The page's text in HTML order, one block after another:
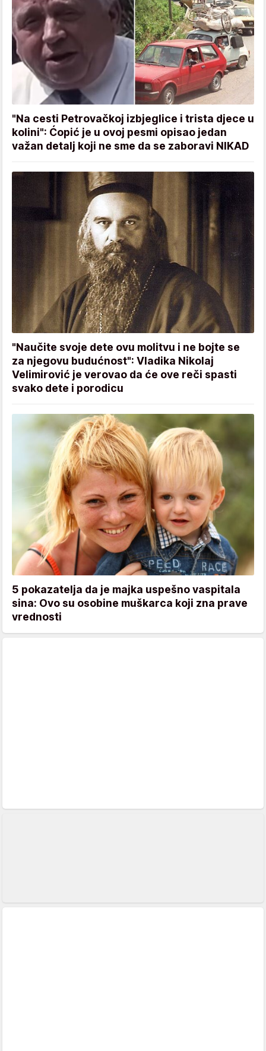
"Na cesti Petrovačkoj izbjeglice i trista djece u
kolini": Ćopić je u ovoj pesmi opisao jedan
važan detalj koji ne sme da se zaboravi NIKAD
"Naučite svoje dete ovu molitvu i ne bojte se
za njegovu budućnost": Vladika Nikolaj
Velimirović je verovao da će ove reči spasti
svako dete i porodicu
5 pokazatelja da je majka uspešno vaspitala
sina: Ovo su osobine muškarca koji zna prave
vrednosti